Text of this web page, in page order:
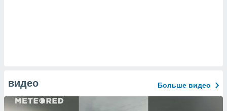
видео Больше видео